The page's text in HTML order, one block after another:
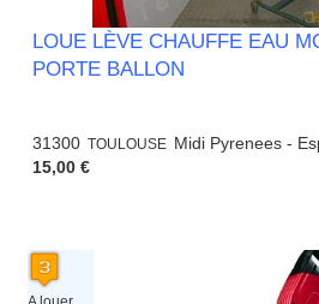
LOUE LÈVE CHAUFFE EAU
PORTE BALLON
31300 TOULOUSE Midi Pyrenees -
15,00 €